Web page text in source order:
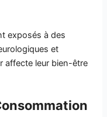
exposés à des
et
affecte leur bien-être